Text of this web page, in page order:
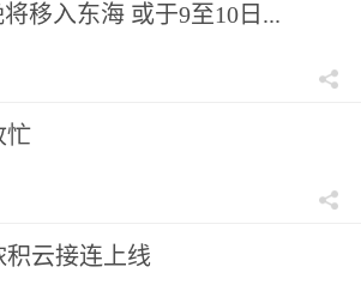
移入东海 或于9至10日...
忙
云接连上线